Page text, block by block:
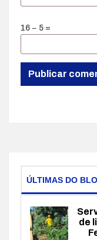
16 − 5 =
ÚLTIMAS DO
de